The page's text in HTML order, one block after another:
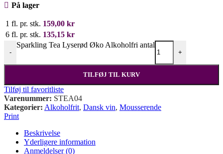
På lager
1 fl. pr. stk. 159,00 kr
6 fl. pr. stk. 135,15 kr
-
Sparkling Tea Lyserød Øko Alkoholfri antal
+
TILFØJ TIL KURV
Tilføj til favoritliste
Varenummer: STEA04
Kategorier: Alkoholfrit, Dansk vin, Mousserende
Print
Beskrivelse
Yderligere information
Anmeldelser (0)